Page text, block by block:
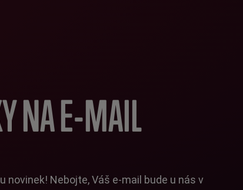
NA E-MAIL
novinek! Nebojte, Váš e-mail bude u nás v